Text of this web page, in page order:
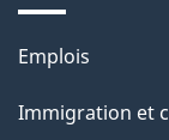
s
u
Thèmes
sujets
Emplois
Immigration et